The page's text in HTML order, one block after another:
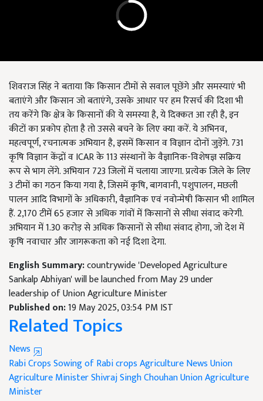
शिवराज सिंह ने बताया कि किसान टीमों से सवाल पूछेंगे और समस्याएं भी
बताएंगे और किसान जो बताएंगे, उसके आधार पर हम रिसर्च की दिशा भी
तय करेंगे कि क्षेत्र के किसानों की ये समस्या है, ये दिक्कत आ रही है, इन
कीटों का प्रकोप होता है तो उससे बचने के लिए क्या करें. ये अभिनव,
महत्वपूर्ण, रचनात्मक अभियान है, इसमें किसान व विज्ञान दोनों जुड़ेंगे. 731
कृषि विज्ञान केंद्रों व ICAR के 113 संस्थानों के वैज्ञानिक-विशेषज्ञ सक्रिय
रूप से भाग लेंगे. अभियान 723 जिलों में चलाया जाएगा. प्रत्येक जिले के लिए
3 टीमों का गठन किया गया है, जिसमें कृषि, बागवानी, पशुपालन, मछली
पालन आदि विभागों के अधिकारी, वैज्ञानिक एवं नवोन्मेषी किसान भी शामिल
हैं. 2,170 टीमें 65 हजार से अधिक गांवों में किसानों से सीधा संवाद करेगी.
अभियान में 1.30 करोड़ से अधिक किसानों से सीधा संवाद होगा, जो देश में
कृषि नवाचार और जागरूकता को नई दिशा देगा.
English Summary:countrywide 'Developed Agriculture
Sankalp Abhiyan' will be launched from May 29 under
leadership of Union Agriculture Minister
Published on:19 May 2025, 03:54 PM IST
Related Topics
News
Rabi CropsSowing of Rabi cropsAgriculture NewsUnion
Agriculture Minister Shivraj Singh ChouhanUnion Agriculture
Minister